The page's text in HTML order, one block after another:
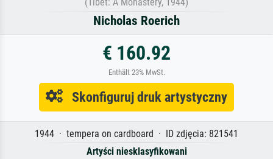
Nicholas Roerich
€ 160.92
Enthält 23% MwSt.
Skonfiguruj druk artystyczny
1944 · tempera on cardboard · ID zdjęcia: 821541
Artyści niesklasyfikowani